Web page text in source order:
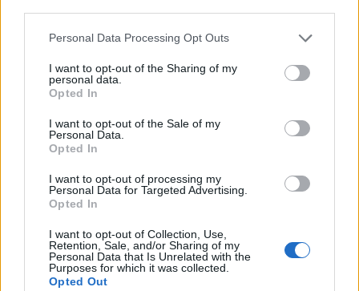
Personal Data Processing Opt Outs
I want to opt-out of the Sharing of my
personal data.
Opted In
I want to opt-out of the Sale of my
Personal Data.
Opted In
I want to opt-out of processing my
Personal Data for Targeted Advertising.
Opted In
I want to opt-out of Collection, Use,
Retention, Sale, and/or Sharing of my
Personal Data that Is Unrelated with the
Purposes for which it was collected.
Opted Out
panchina Krejci a favore di Pulgar nel caso di 4-
3-3. Oggi si è allenato in gruppo regolarmente
per un lieve fastidio muscolare. A Casteldebole
poi lavoro differenziato per Nagy e Valencia,
mentre Masina ha proseguito il suo iter
personalizzato.
Autore